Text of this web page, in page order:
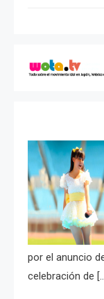
por el anuncio
celebración de